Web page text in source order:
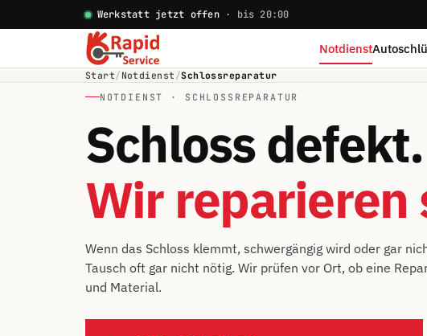
Werkstatt jetzt offen· bis 20:00
Notdienst
Start/ Notdienst /Schlossreparatur
NOTDIENST · SCHLOSSREPARATUR
Schloss defekt.
Wir
Wenn das Schloss klemmt, schwergängig wird oder gar
Tausch oft gar nicht nötig. Wir prüfen vor Ort, ob eine
und Material.